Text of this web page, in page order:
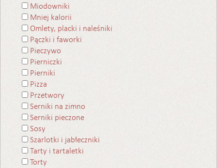
Miodowniki
Mniej kalorii
Omlety, placki i naleśniki
Pączki i faworki
Pieczywo
Pierniczki
Pierniki
Pizza
Przetwory
Serniki na zimno
Serniki pieczone
Sosy
Szarlotki i jabłeczniki
Tarty i tartaletki
Torty